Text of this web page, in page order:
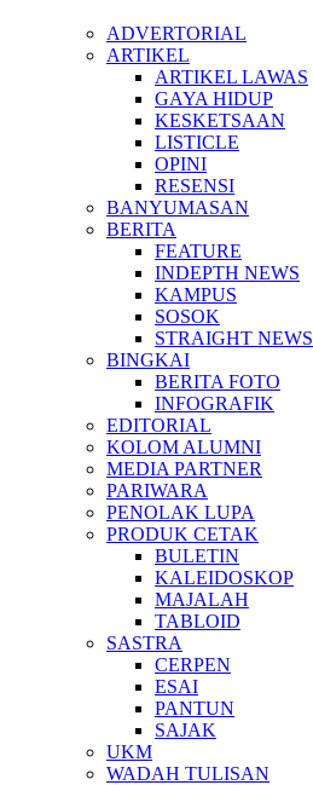
ADVERTORIAL
ARTIKEL
ARTIKEL LAWAS
GAYA HIDUP
KESKETSAAN
LISTICLE
OPINI
RESENSI
BANYUMASAN
BERITA
FEATURE
INDEPTH NEWS
KAMPUS
SOSOK
STRAIGHT NEWS
BINGKAI
BERITA FOTO
INFOGRAFIK
EDITORIAL
KOLOM ALUMNI
MEDIA PARTNER
PARIWARA
PENOLAK LUPA
PRODUK CETAK
BULETIN
KALEIDOSKOP
MAJALAH
TABLOID
SASTRA
CERPEN
ESAI
PANTUN
SAJAK
UKM
WADAH TULISAN